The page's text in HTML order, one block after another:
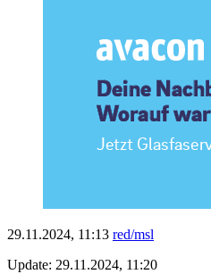
29.11.2024, 11:13 red/msl
Update: 29.11.2024, 11:20